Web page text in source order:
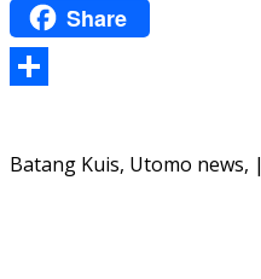
WhatsApp
Share
Batang Kuis, Utomo news, |